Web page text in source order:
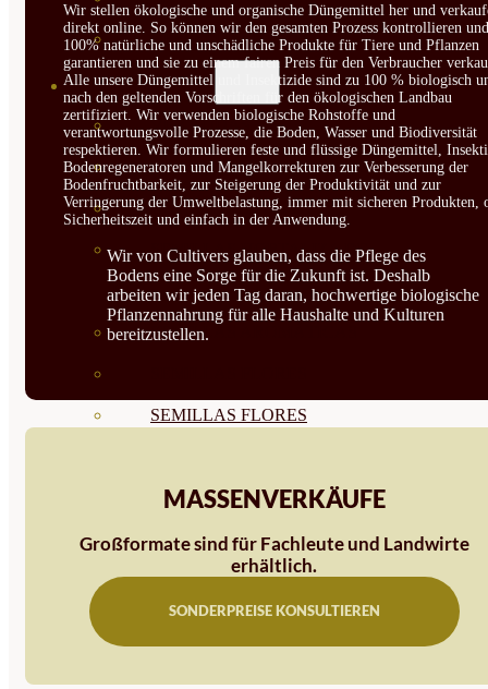
GROWPUNCH
SEMILLAS
VER TODAS
BIODINÁMICAS DEMETER
HORTALIZA FRUTO
SEMILLAS HORTALIZA DE
HOJA
SEMILLAS AROMÁTICAS
SEMILLAS FLORES
SEMILLAS TRADICIONALES
SEMILLAS BRASICAS
SEMILLAS RAÍZ
SEMILLAS LEGUMINOSAS
Wir stellen ökologische und organische Düngemittel her und
direkt online. So können wir den gesamten Prozess kontrollieren und
100% natürliche und unschädliche Produkte für Tiere und Pflanzen
garantieren und sie zu einem fairen Preis für den Verbraucher
Alle unsere Düngemittel und Insektizide sind zu 100 % biologisch
nach den geltenden Vorschriften für den ökologischen Landbau
zertifiziert. Wir verwenden biologische Rohstoffe und
verantwortungsvolle Prozesse, die Boden, Wasser und Biodiversität
respektieren. Wir formulieren feste und flüssige Düngemittel,
Bodenregeneratoren und Mangelkorrekturen zur Verbesserung der
Bodenfruchtbarkeit, zur Steigerung der Produktivität und zur
Verringerung der Umweltbelastung, immer mit sicheren Produkten,
Sicherheitszeit und einfach in der Anwendung.
Wir von Cultivers glauben, dass die Pflege des
Bodens eine Sorge für die Zukunft ist. Deshalb
arbeiten wir jeden Tag daran, hochwertige biologische
Pflanzennahrung für alle Haushalte und Kulturen
bereitzustellen.
MASSENVERKÄUFE
Großformate sind für Fachleute und Landwirte
erhältlich.
SONDERPREISE KONSULTIEREN